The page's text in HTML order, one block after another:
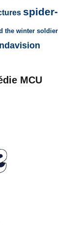
spider-
the winter soldier
MCU